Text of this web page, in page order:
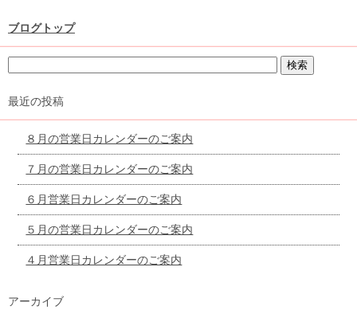
ブログトップ
最近の投稿
８月の営業日カレンダーのご案内
７月の営業日カレンダーのご案内
６月営業日カレンダーのご案内
５月の営業日カレンダーのご案内
４月営業日カレンダーのご案内
アーカイブ